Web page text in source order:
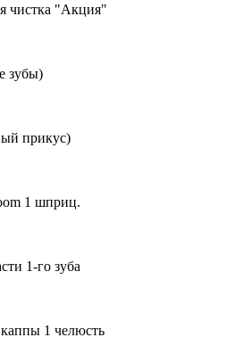
чистка "Акция"
зубы)
прикус)
1 шприц.
1-го зуба
1 челюсть